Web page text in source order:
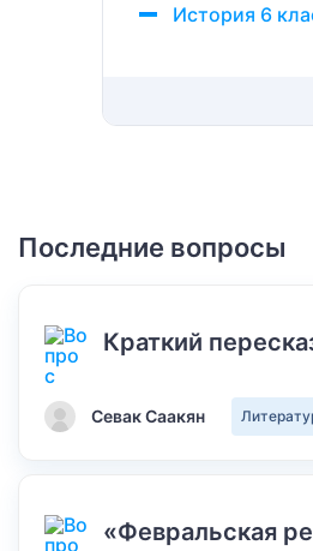
История 6
Последние вопросы
Краткий
Севак Саакян
«Февральская